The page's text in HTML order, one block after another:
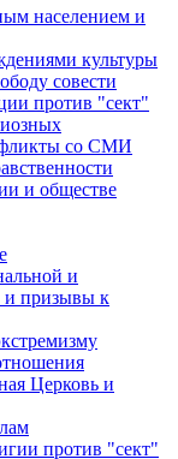
населением и
культуры
совести
против "сект"
со СМИ
и обществе
и
и призывы к
Церковь и
против "сект"